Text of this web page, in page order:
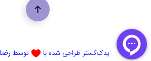
یدک‌گستر طراحی شده با توسط